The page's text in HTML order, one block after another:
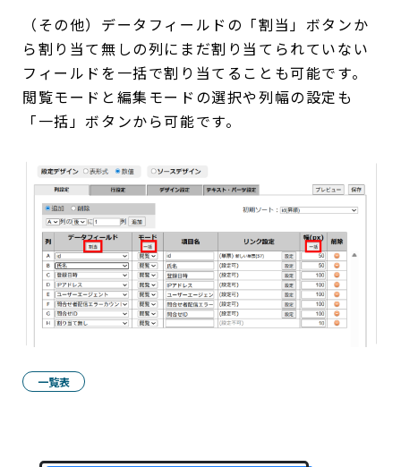
（その他）データフィールドの「割当」ボタンか
ら割り当て無しの列にまだ割り当てられていない
フィールドを一括で割り当てることも可能です。
閲覧モードと編集モードの選択や列幅の設定も
「一括」ボタンから可能です。
一覧表